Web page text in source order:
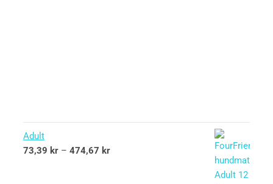
Adult
73,39 kr – 474,67 kr